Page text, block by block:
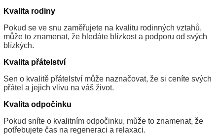
Kvalita rodiny
Pokud se ve snu zaměřujete na kvalitu rodinných vztahů,
může to znamenat, že hledáte blízkost a podporu od svých
blízkých.
Kvalita přátelství
Sen o kvalitě přátelství může naznačovat, že si ceníte svých
přátel a jejich vlivu na váš život.
Kvalita odpočinku
Pokud sníte o kvalitním odpočinku, může to znamenat, že
potřebujete čas na regeneraci a relaxaci.